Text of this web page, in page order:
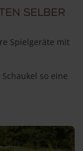
selber
Spielgeräte mit
so eine